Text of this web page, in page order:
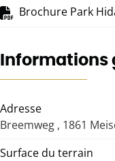
Brochure Park
Informations
Adresse
Breemweg , 1861
Surface du terrain